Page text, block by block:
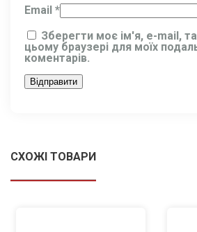
Email *
Зберегти моє ім'я, e-mail,
цьому браузері для моїх
коментарів.
СХОЖІ ТОВАРИ